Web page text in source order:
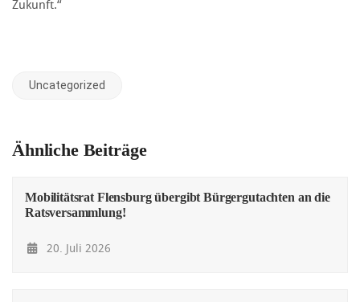
Zukunft.“
Uncategorized
Ähnliche Beiträge
Mobilitätsrat Flensburg übergibt Bürgergutachten an die
Ratsversammlung!
20. Juli 2026